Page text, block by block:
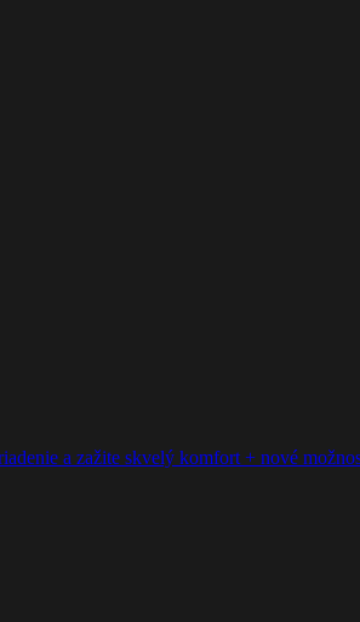
a zažite skvelý komfort + nové